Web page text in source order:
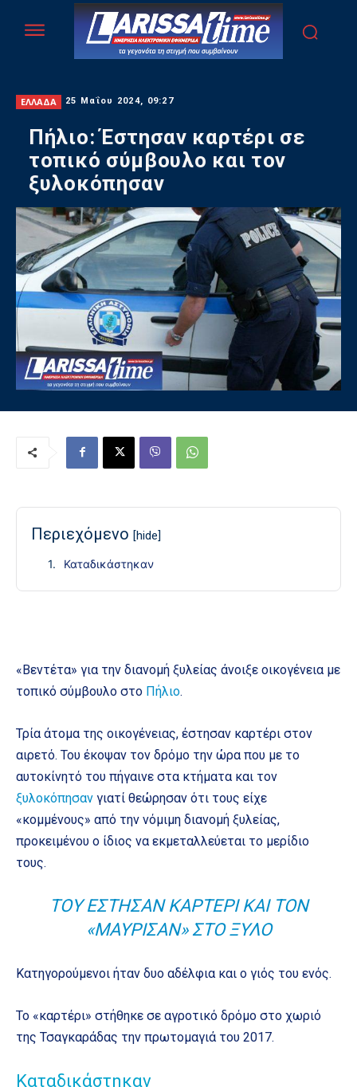
ΕΛΛΑΔΑ 25 Μαΐου 2024, 09:27
Πήλιο: Έστησαν καρτέρι σε
τοπικό σύμβουλο και τον
ξυλοκόπησαν
Περιεχόμενο [hide]
Καταδικάστηκαν
«Βεντέτα» για την διανομή ξυλείας άνοιξε οικογένεια με
τοπικό σύμβουλο στο Πήλιο.
Τρία άτομα της οικογένειας, έστησαν καρτέρι στον
αιρετό. Του έκοψαν τον δρόμο την ώρα που με το
αυτοκίνητό του πήγαινε στα κτήματα και τον
ξυλοκόπησαν γιατί θεώρησαν ότι τους είχε
«κομμένους» από την νόμιμη διανομή ξυλείας,
προκειμένου ο ίδιος να εκμεταλλεύεται το μερίδιο
τους.
ΤΟΥ ΈΣΤΗΣΑΝ ΚΑΡΤΈΡΙ ΚΑΙ ΤΟΝ
«ΜΑΎΡΙΣΑΝ» ΣΤΟ ΞΎΛΟ
Κατηγορούμενοι ήταν δυο αδέλφια και ο γιός του ενός.
Το «καρτέρι» στήθηκε σε αγροτικό δρόμο στο χωριό
της Τσαγκαράδας την πρωτομαγιά του 2017.
Καταδικάστηκαν